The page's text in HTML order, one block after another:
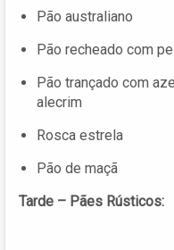
Pão australiano
Pão recheado com
Pão trançado com
alecrim
Rosca estrela
Pão de maçã
Tarde – Pães Rústicos: